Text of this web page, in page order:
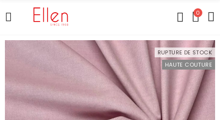
0
RUPTURE DE STOCK
HAUTE COUTURE